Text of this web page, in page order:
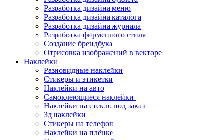
Разработка дизайна меню
Разработка дизайна каталога
Разработка дизайна журнала
Разработка фирменного стиля
Создание брендбука
Отрисовка изображений в векторе
Наклейки
Разновидные наклейки
Стикеры и этикетки
Наклейки на авто
Самоклеющиеся наклейки
Наклейки на стекло под заказ
3д наклейки
Cтикеры на телефон
Наклейки на плёнке